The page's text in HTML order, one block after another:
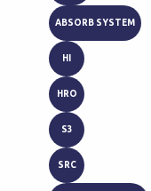
ABSORB SYSTEM
HI
HRO
S3
SRC